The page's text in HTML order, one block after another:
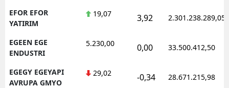
EFOR EFOR
YATIRIM
19,07 3,92 2.301.238.289,05
EGEEN EGE
ENDUSTRI
5.230,00 0,00 33.500.412,50
EGEGY EGEYAPI
AVRUPA GMYO
29,02 -0,34 28.671.215,98